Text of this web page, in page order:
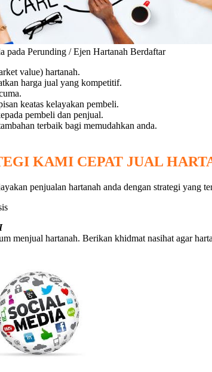
pada Perunding / Ejen Hartanah Berdaftar
value) hartanah.
harga jual yang kompetitif.
keatas kelayakan pembeli.
pembeli dan penjual.
terbaik bagi memudahkan anda.
KAMI CEPAT JUAL
penjualan hartanah anda dengan strategi yang
menjual hartanah. Berikan khidmat nasihat agar